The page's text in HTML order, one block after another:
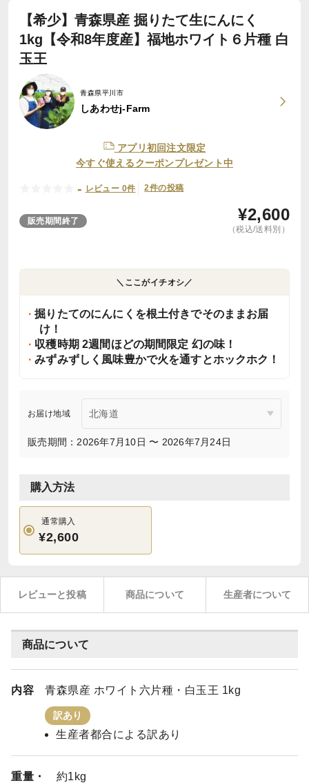
【希少】青森県産 掘りたて生にんにく
1kg【令和8年度産】福地ホワイト６片種 白
玉王
青森県平川市
しあわせj-Farm
アプリ初回注文限定
今すぐ使えるクーポンプレゼント中
- レビュー 0件 2件の投稿
販売期間終了 ¥2,600
（税込/送料別）
＼ここがイチオシ／
掘りたてのにんにくを根土付きでそのままお届
け！
収穫時期 2週間ほどの期間限定 幻の味！
みずみずしく風味豊かで火を通すとホックホク！
お届け地域
販売期間：2026年7月10日 〜 2026年7月24日
購入方法
通常購入
¥2,600
レビューと投稿 商品について 生産者について
商品について
内容 青森県産 ホワイト六片種・白玉王 1kg
訳あり
生産者都合による訳あり
重量・
約1kg